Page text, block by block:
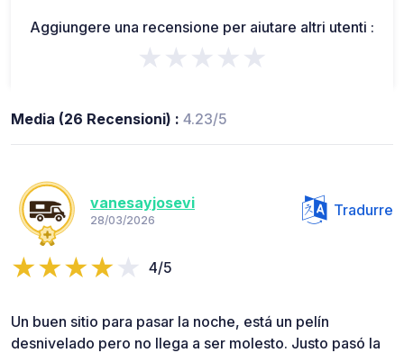
Aggiungere una recensione per aiutare altri utenti :
★★★★★
Media (26 Recensioni) : 4.23/5
vanesayjosevi
28/03/2026
Tradurre
4/5
Un buen sitio para pasar la noche, está un pelín
desnivelado pero no llega a ser molesto. Justo pasó la